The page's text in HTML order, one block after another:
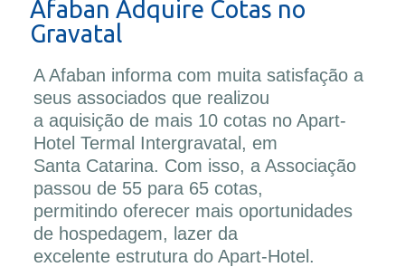
Afaban Adquire Cotas no
Gravatal
A Afaban informa com muita satisfação a
seus associados que realizou
a aquisição de mais 10 cotas no Apart-
Hotel Termal Intergravatal, em
Santa Catarina. Com isso, a Associação
passou de 55 para 65 cotas,
permitindo oferecer mais oportunidades
de hospedagem, lazer da
excelente estrutura do Apart-Hotel.